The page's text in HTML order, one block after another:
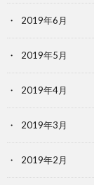
2019年6月
2019年5月
2019年4月
2019年3月
2019年2月